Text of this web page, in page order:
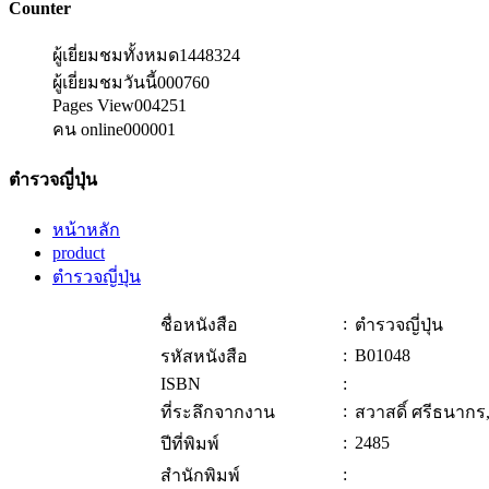
Counter
ผู้เยี่ยมชมทั้งหมด1448324
ผู้เยี่ยมชมวันนี้000760
Pages View004251
คน online000001
ตำรวจญี่ปุ่น
หน้าหลัก
product
ตำรวจญี่ปุ่น
ชื่อหนังสือ : ตำรวจญี่ปุ่น
รหัสหนังสือ
: B01048
ISBN
:
ที่ระลึกจากงาน
: สวาสดิ์ ศรีธนากร
ปีที่พิมพ์
: 2485
สำนักพิมพ์
: